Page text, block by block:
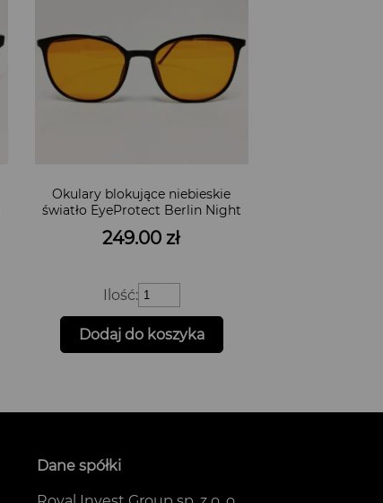
Okulary blokujące niebieskie
światło EyeProtect Berlin Night
249.00 zł
Ilość:ilość
Okulary
blokujące
niebieskie
światło
Night
Dodaj do koszyka
Dane spółki